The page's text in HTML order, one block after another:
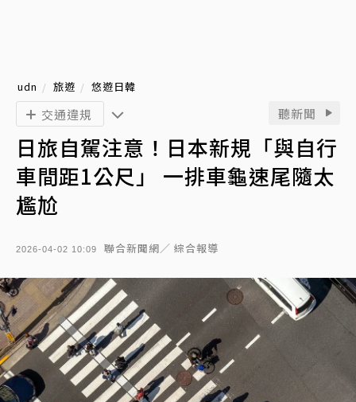
udn 旅遊 悠遊日韓
聽新聞
日旅自駕注意！日本新規「與自行
車間距1公尺」 一排車龜速尾隨太
尷尬
2026-04-02 10:09 聯合新聞網／ 綜合報導
交通違規